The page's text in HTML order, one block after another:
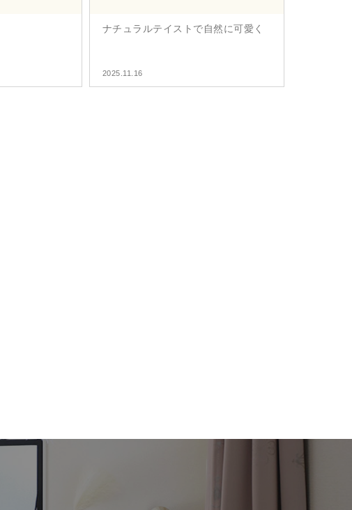
ナチュラルテイストで自然に可愛く
2025.11.16